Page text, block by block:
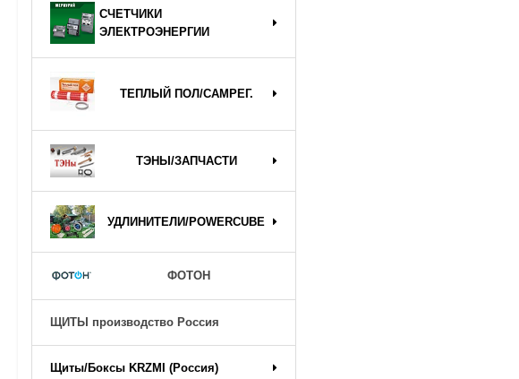
СЧЕТЧИКИ
ЭЛЕКТРОЭНЕРГИИ
ТЕПЛЫЙ ПОЛ/САМРЕГ.
ТЭНЫ/ЗАПЧАСТИ
УДЛИНИТЕЛИ/POWERCUBE
ФОТОН
ЩИТЫ производство Россия
Щиты/Боксы KRZMI (Россия)